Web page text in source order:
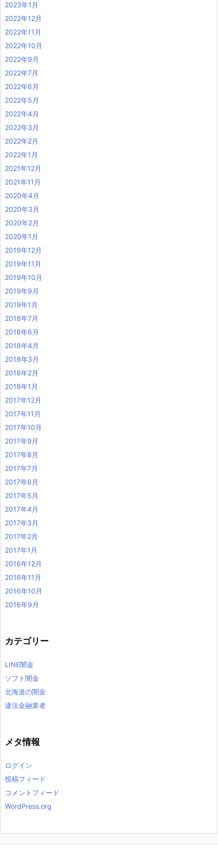
2023年1月
2022年12月
2022年11月
2022年10月
2022年9月
2022年7月
2022年6月
2022年5月
2022年4月
2022年3月
2022年2月
2022年1月
2021年12月
2021年11月
2020年4月
2020年3月
2020年2月
2020年1月
2019年12月
2019年11月
2019年10月
2019年9月
2019年1月
2018年7月
2018年6月
2018年4月
2018年3月
2018年2月
2018年1月
2017年12月
2017年11月
2017年10月
2017年9月
2017年8月
2017年7月
2017年6月
2017年5月
2017年4月
2017年3月
2017年2月
2017年1月
2016年12月
2016年11月
2016年10月
2016年9月
カテゴリー
LINE闇金
ソフト闇金
北海道の闇金
違法金融業者
メタ情報
ログイン
投稿フィード
コメントフィード
WordPress.org